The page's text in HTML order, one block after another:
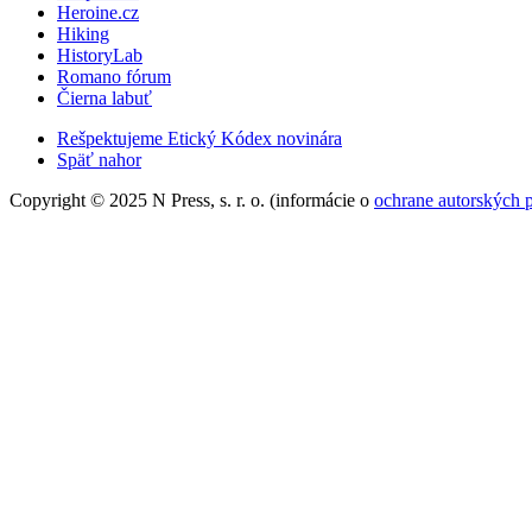
Heroine.cz
Hiking
HistoryLab
Romano fórum
Čierna labuť
Rešpektujeme Etický Kódex novinára
Späť nahor
Copyright © 2025 N Press, s. r. o. (informácie o ochrane autorských